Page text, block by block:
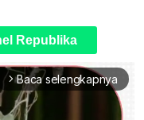
Republika
arrow_forward_ios Baca selengkapnya